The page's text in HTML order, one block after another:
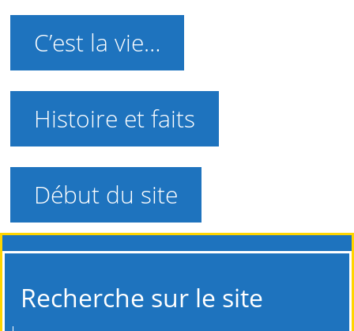
C’est la vie…
Histoire et faits
Début du site
Recherche sur le site